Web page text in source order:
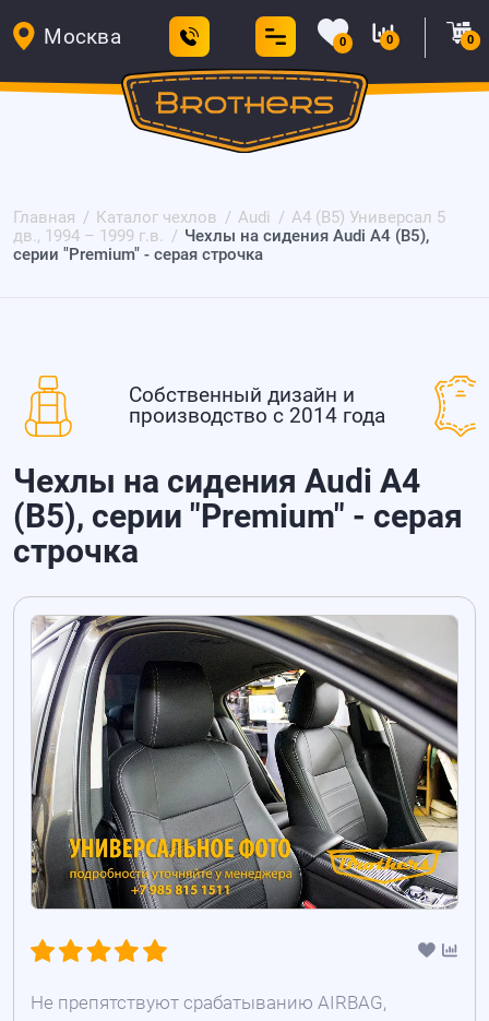
Москва 0 0 0
Главная Каталог чехлов Audi
A4 (B5) Универсал 5
дв., 1994 – 1999 г.в.
Чехлы на сидения Audi А4 (B5),
серии "Premium" - серая строчка
Собственный дизайн и
производство с 2014 года
Чехлы на сидения Audi А4
(B5), серии "Premium" - серая
строчка
Не препятствуют срабатыванию AIRBAG,